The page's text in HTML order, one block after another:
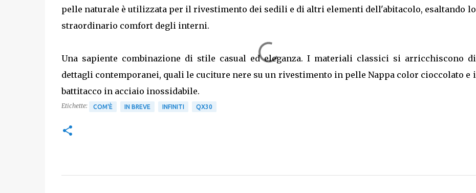
pelle naturale è utilizzata per il rivestimento dei sedili e di altri elementi dell'abitacolo, esaltando lo
straordinario comfort degli interni.
Una sapiente combinazione di stile casual ed eleganza. I materiali classici si arricchiscono di
dettagli contemporanei, quali le cuciture nere su un rivestimento in pelle Nappa color cioccolato e i
battitacco in acciaio inossidabile.
Etichette: COM'È IN BREVE INFINITI QX30